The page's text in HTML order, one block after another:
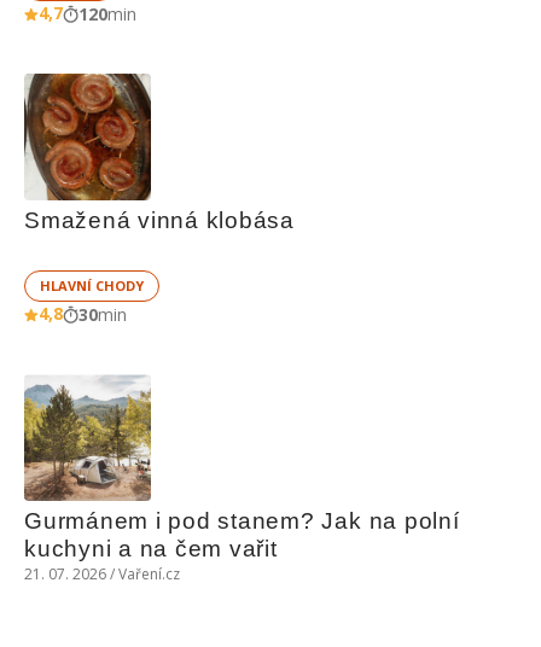
4,7 120min
Smažená vinná klobása
HLAVNÍ CHODY
4,8 30min
Gurmánem i pod stanem? Jak na polní
kuchyni a na čem vařit
21. 07. 2026 / Vaření.cz